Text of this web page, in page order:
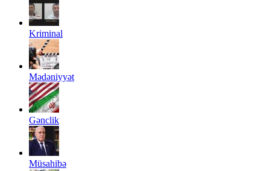
Kriminal
Mədəniyyət
Gənclik
Müsahibə